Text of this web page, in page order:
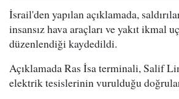
İsrail'den yapılan açıklamada,
insansız hava araçları ve yakıt ikmal
düzenlendiği kaydedildi.
Açıklamada Ras İsa terminali, Salif
elektrik tesislerinin vurulduğu